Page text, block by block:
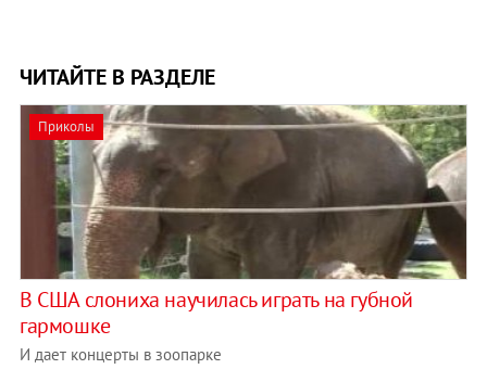
ЧИТАЙТЕ В РАЗДЕЛЕ
Приколы
В США слониха научилась играть на губной
гармошке
И дает концерты в зоопарке